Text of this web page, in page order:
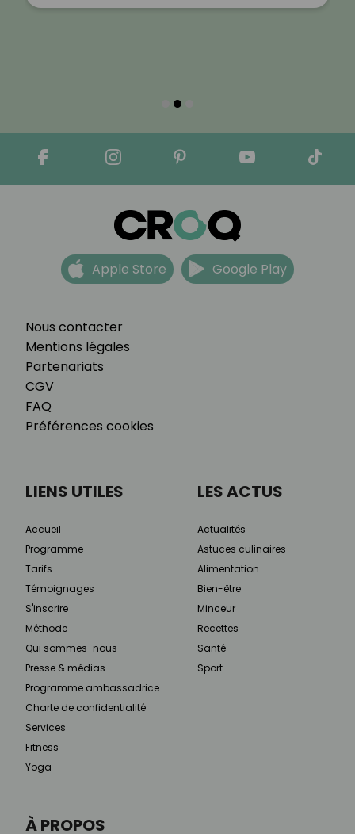
Nous contacter
Mentions légales
Partenariats
CGV
FAQ
Préférences cookies
Apple Store Google Play
À PROPOS
LIENS UTILES
Accueil
Programme
Tarifs
Témoignages
S'inscrire
Méthode
Qui sommes-nous
Presse & médias
Programme ambassadrice
Charte de confidentialité
Services
Fitness
Yoga
LES ACTUS
Actualités
Astuces culinaires
Alimentation
Bien-être
Minceur
Recettes
Santé
Sport